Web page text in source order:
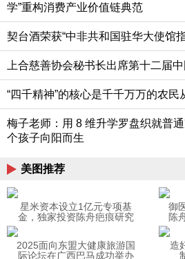
学”重构消费产业价值链典范
契台酒荣获“中非共和国驻华大使馆
上合慈善协会秘书长出席第十二届
“四千精神”的核心是千千万万的农民
梅子老师：用 8 维升学罗盘织就普
个孩子向阳而生
美图推荐
星米资本设立1亿元专项基
金，独家投资陈舟疤痕研究
御
陈
2025面向东盟大健康旅游国
际论坛在广西巴马成功举办
造